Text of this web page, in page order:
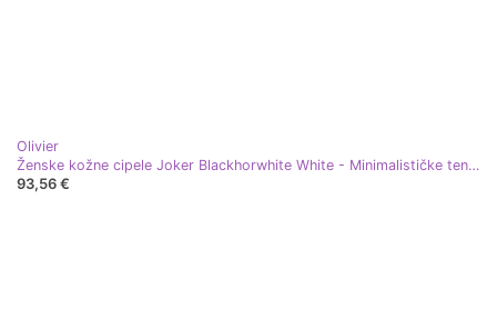
Olivier
Ženske kožne cipele Joker Blackhorwhite White - Minimalističke tenisice Olivier bijela
93,56 €